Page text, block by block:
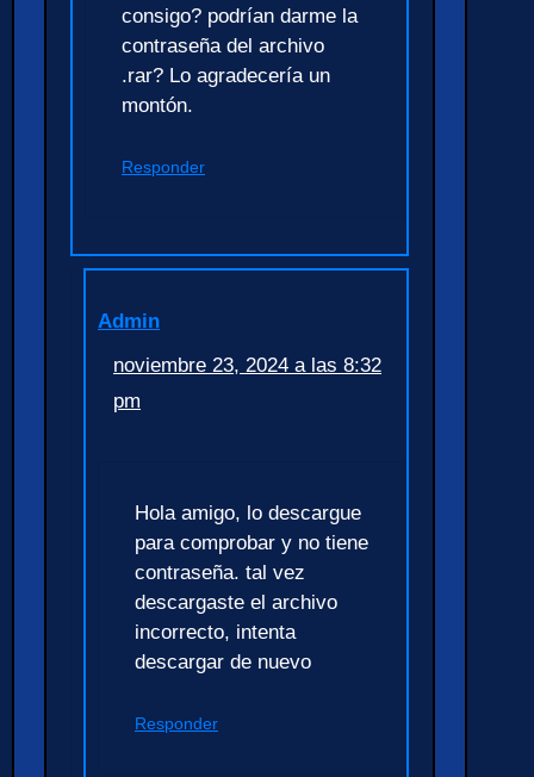
consigo? podrían darme la
contraseña del archivo
.rar? Lo agradecería un
montón.
Responder
Admin
noviembre 23, 2024 a las 8:32
pm
Hola amigo, lo descargue
para comprobar y no tiene
contraseña. tal vez
descargaste el archivo
incorrecto, intenta
descargar de nuevo
Responder